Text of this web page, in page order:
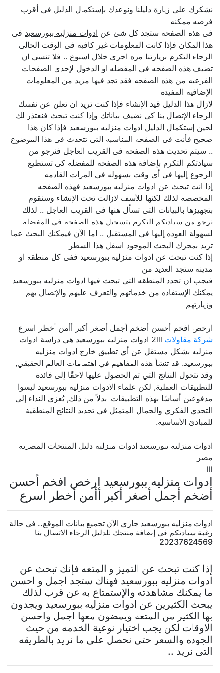
نشكرك على زيارة دليلنا ونوعدك بإستكمال الدليل فى أقرب
فرصه ممكنه
فى هذه الصفحه ستجد كل شئ عنادوات منزليه ببورسعيدفى
هذا المكان فإذا كانت المعلومات غير كافيه فى الوقت الحالى
الرجاء التكرم بزيارتنا مره اخرى خلال اسبوع .. فلا تنسى ان
تضيف هذه الصفحه فى المفضله او الدخول لإحدى الصفحات
الفرعيه من هذه الصفحه فقد تجد فيها مزيد من المعلومات
الإضافيه المفيده
لازال هذا الدليل قيد الإنشاء فإذا كنت تريد ان تعلن عن نفسك
الرجاء الإتصال بنا كى نضيف بياناتك وإذا كنت تبحث فنعتذر لك
لحين إستكمال الدليل ادوات منزليه ببورسعيد فإذا كان هذا
صحيح فأنت فى الصفحه المناسبه التى تتحدث فى هذا الموضوع
.. سيتم تحديث هذه الصفحه فى القريب العاجل فنرجو من
سيادتكم التكرم بإضافة هذه الصفحه للمفضله كى تستطيع
الرجوع إليها فى أى وقت بسهوله فى المرات القادمه
إذا انت تبحث عن ادوات منزليه ببورسعيد فهذه الصفحه
المخصصه لذلك لكنها للأسف لازالت تحت الإنشاء وسنقوم
بتجهيزها بالبيانات التى تسأل هنها فى القريب العاجل .. لذلك
نرجو من سيادتكم التكرم بتسجيل هذه الصفحه فى المفضله
لسهولة العوده إليها فى المستقبل .. اما الآن فيمكنك البحث عما
تريد بمحرك البحث الموجود اسفل هذا السطر
إذا كنت تبحث عن ادوات منزليه ببورسعيد ففى كل منطقه او
مدينه ستجد العديد من
فيجب ان تحدد المنطقه التى تبحث فيها ادوات منزليه ببورسعيد
يمكنك الإستفاده من خدماتهم والتعرف عليهم والإتصال بهم
وزيارتهم
ارخص افخم أحسن أضخم أجمل أصغر أكبر أأمن أخطر اسرع
شركة مقاولات
2lll ادوات منزليه ببورسعيد هي دراسة ادوات
منزليه بشكل مستقل عن أي تطبيق خارج ادوات منزليه
ببورسعيد. قد تنشأ هذه المفاهيم في اهتمامات العالم الحقيقي,
وقد تتحول النتائج التي تم الحصول عليها لاحقًا إلى فائدة
للتطبيقات العملية, لكن علماء الادوات منزليه ببورسعيد ليسوا
مدفوعين أساسًا بهذه التطبيقات. بدلاً من ذلك, يُعزى النداء إلى
التحدي الفكري والجمال المتمثل في تحديد النتائج المنطقية
للمبادئ الأساسية.
ادوات منزليه ببورسعيد ادوات منزليه دليل المنتجات المصريه
مصر
ادوات منزليه ببورسعيد ارخص افخم أحسن
أضخم أجمل أصغر أكبر أأمن أخطر اسرع
ادوات منزليه ببورسعيد جاري الآن تجميع بيانات الموقع.. فى حالة
رغبة سيادتكم فى إضافة منتجك للدليل الرجاء الاتصال بنا
20237624569
إذا كنت تبحث عن التميز و المتعه فإنك تبحث عن
ادوات منزليه ببورسعيد فهناك ستجد اجمل و احسن
ما يمكنك مشاهدته والإستمتاع به عن قرب لذلك
يبحث الكثيرين عن ادوات منزليه ببورسعيد ويجدون
بها الكثير من المتعه ويمضون معها اجمل واحسن
الاوقات لكن يجب اختيار نوعية الخدمه من حيث
الجوده والسعر حتى نحصل على ما نريد بالطريقه
التى نريد ..